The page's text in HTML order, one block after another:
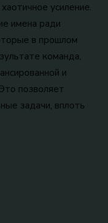
усиление.
имена ради
в прошлом
команда,
и
позволяет
задачи, вплоть